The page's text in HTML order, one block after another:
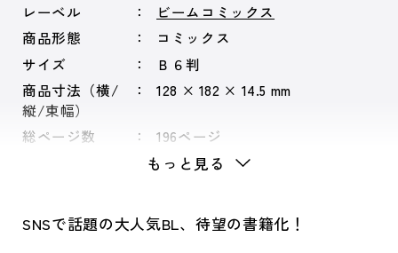
レーベル
ビームコミックス
商品形態
コミックス
サイズ
Ｂ６判
商品寸法（横/
縦/束幅）
128 × 182 × 14.5 mm
総ページ数 196ページ
もっと見る
SNSで話題の大人気BL、待望の書籍化！